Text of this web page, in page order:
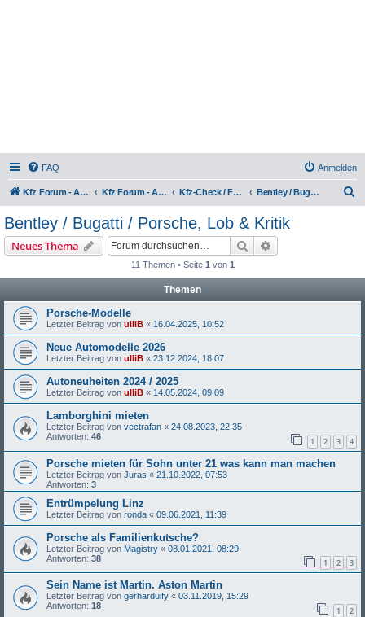
FAQ Anmelden
Kfz Forum - Auto, Motorrad und LKW Kfz Forum - Auto, Motorrad und LKW Kfz-Check / Fahrzeugbewertung / Lob & Tadel / Berichte & Erfahrungen Bentley / Bugatti / Porsche, Lob & Kritik
Bentley / Bugatti / Porsche, Lob & Kritik
Neues Thema Suche
11 Themen • Seite 1 von 1
Themen
Porsche-Modelle
Letzter Beitrag von ulliB « 16.04.2025, 10:52
Neue Automodelle 2026
Letzter Beitrag von ulliB « 23.12.2024, 18:07
Autoneuheiten 2024 / 2025
Letzter Beitrag von ulliB « 14.05.2024, 09:09
Lamborghini mieten
Letzter Beitrag von vectrafan « 24.08.2023, 22:35
Antworten: 46 1 2 3 4
Porsche mieten für Sohn unter 21 was kann man machen
Letzter Beitrag von Juras « 21.10.2022, 07:53
Antworten: 3
Entrümpelung Linz
Letzter Beitrag von ronda « 09.06.2021, 11:39
Porsche als Familienkutsche?
Letzter Beitrag von Magistry « 08.01.2021, 08:29
Antworten: 38 1 2 3
Sein Name ist Martin. Aston Martin
Letzter Beitrag von gerharduify « 03.11.2019, 15:29
Antworten: 18 1 2